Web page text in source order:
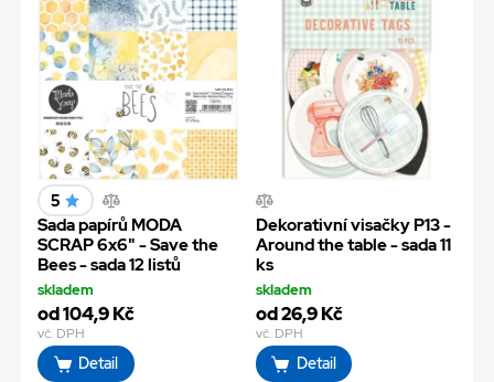
5
Sada papírů MODA
SCRAP 6x6" - Save the
Bees - sada 12 listů
skladem
od 104,9 Kč
vč. DPH
Detail
Dekorativní visačky P13 -
Around the table - sada 11
ks
skladem
od 26,9 Kč
vč. DPH
Detail